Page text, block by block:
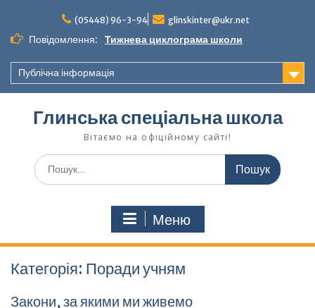
вмісту
(05448) 96-3-94 glinskinter@ukr.net
Повідомлення: Тижнева циклограма школи
Публічна інформація
Глинська спеціальна школа
Вітаємо на офіційному сайті!
Шукати:
Меню
Категорія: Поради учням
Закони, за якими ми живемо